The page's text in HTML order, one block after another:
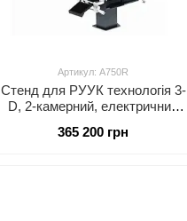
Артикул: A750R
Стенд для РУУК технологія 3-
D, 2-камерний, електричний
колоні, ПО Nexion (Італія)
365 200 грн